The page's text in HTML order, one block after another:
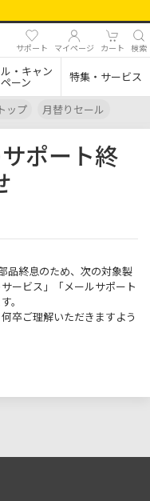
サポート マイページ カート 検索
・キャン
ペーン 特集・サービス
ップ 月替りセール
ポート終
品終息のため、次の対象製
ービス」「メールサポート
。
卒ご理解いただきますよう